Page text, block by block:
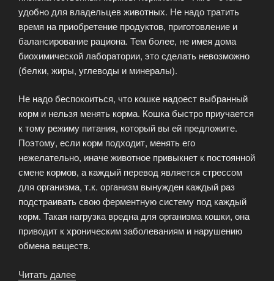
удобно для владельцев животных. Не надо тратить
время на приобретение продуктов, приготовление и
балансирование рациона. Тем более, не имея дома
биохимической лаборатории, это сделать невозможно
(белки, жиры, углеводы и минералы).
Не надо беспокоиться, что кошке надоест выбранный
корм и нельзя менять корма. Кошка быстро приучается
к тому режиму питания, который вы ей предложите.
Поэтому, если корм подходит, менять его
нежелательно, иначе животное привыкнет к постоянной
смене кормов, а каждый перевод является стрессом
для организма, т.к. организм вынужден каждый раз
подстраивать свою ферментную систему под каждый
корм. Такая нагрузка вредна для организма кошки, она
приводит к хроническим заболеваниям и нарушению
обмена веществ.
Читать далее